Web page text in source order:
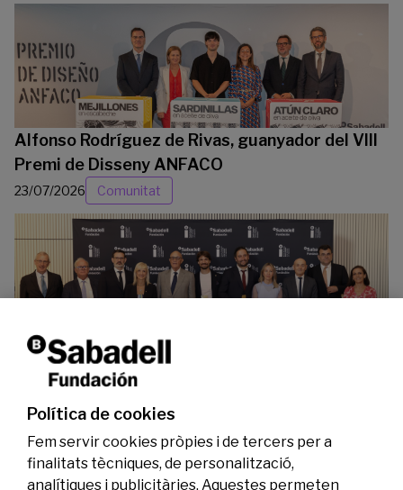
Alfonso Rodríguez de Rivas, guanyador del VIII
Premi de Disseny ANFACO
23/07/2026 Comunitat
La Fundació Banc Sabadell reconeix a dos
investigadors en els àmbits de l’edició del
genoma i l’energia neta
Política de cookies
Fem servir cookies pròpies i de tercers per a
finalitats tècniques, de personalització,
analítiques i publicitàries. Aquestes permeten